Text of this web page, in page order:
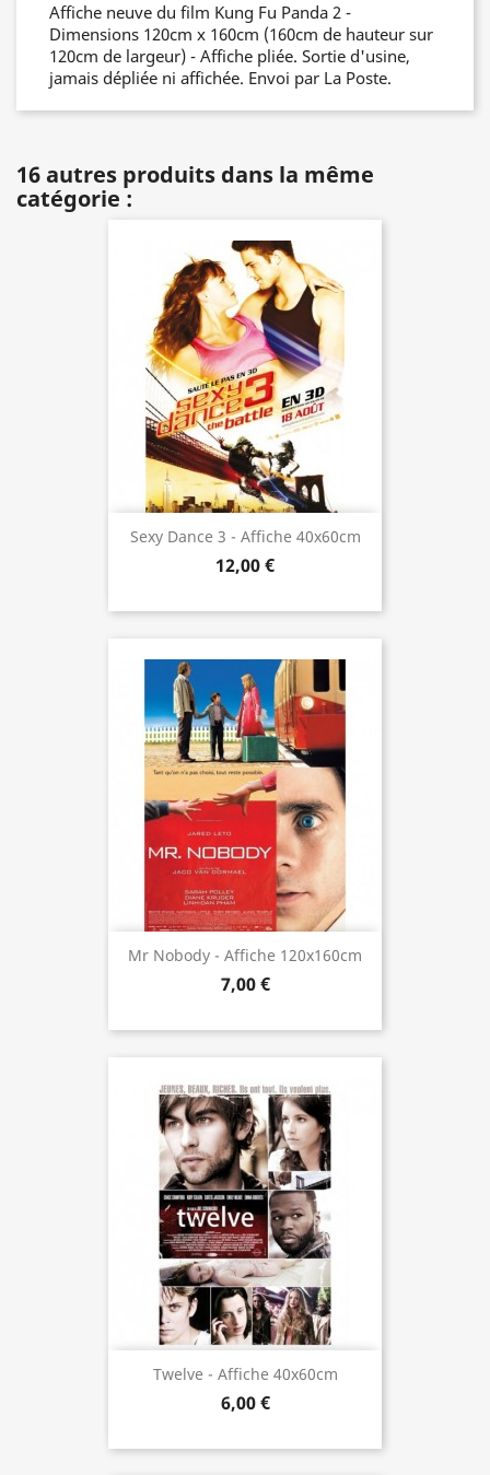
Affiche neuve du film Kung Fu Panda 2 -
Dimensions 120cm x 160cm (160cm de hauteur sur
120cm de largeur) - Affiche pliée. Sortie d'usine,
jamais dépliée ni affichée. Envoi par La Poste.
16 autres produits dans la même
catégorie :
Sexy Dance 3 - Affiche 40x60cm
12,00 €
Mr Nobody - Affiche 120x160cm
7,00 €
Twelve - Affiche 40x60cm
6,00 €